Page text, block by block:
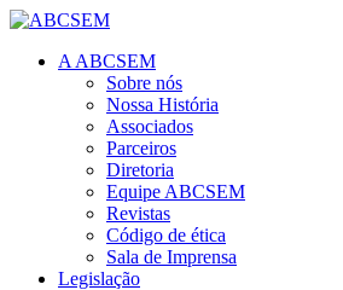
A ABCSEM
Sobre nós
Nossa História
Associados
Parceiros
Diretoria
Equipe ABCSEM
Revistas
Código de ética
Sala de Imprensa
Legislação